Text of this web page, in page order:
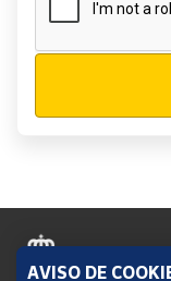
AVISO DE